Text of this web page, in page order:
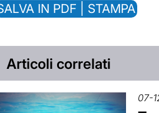
IN PDF | STAMPA
Articoli correlati
07-